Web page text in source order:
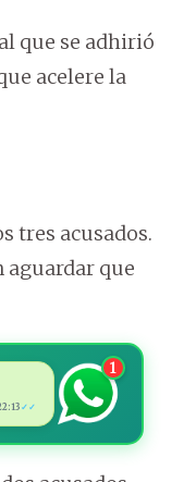
que se adhirió
acelere la
tres acusados.
aguardar que
✓✓
1